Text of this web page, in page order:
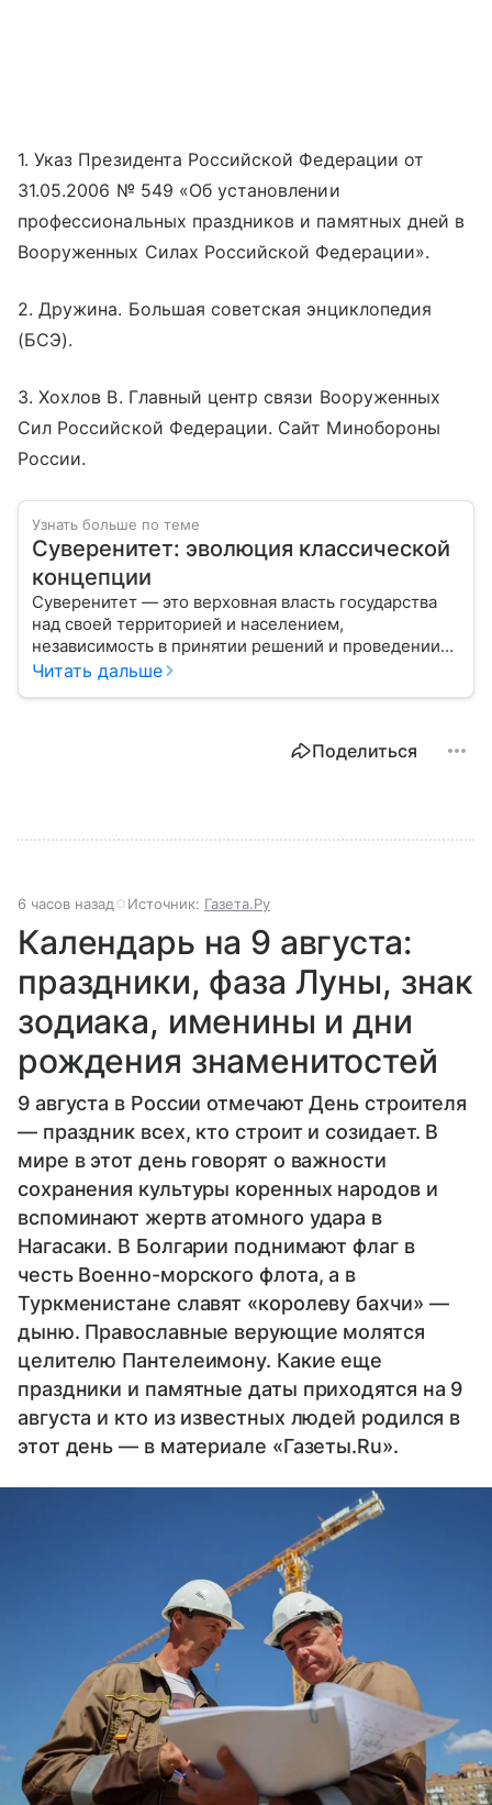
1. Указ Президента Российской Федерации от
31.05.2006 № 549 «Об установлении
профессиональных праздников и памятных дней в
Вооруженных Силах Российской Федерации».
2. Дружина. Большая советская энциклопедия
(БСЭ).
3. Хохлов В. Главный центр связи Вооруженных
Сил Российской Федерации. Сайт Минобороны
России.
Узнать больше по теме
Суверенитет: эволюция классической
концепции
Суверенитет — это верховная власть государства
над своей территорией и населением,
независимость в принятии решений и проведении
внешней политики.
Читать дальше
Поделиться
6 часов назад Источник: Газета.Ру
Календарь на 9 августа:
праздники, фаза Луны, знак
зодиака, именины и дни
рождения знаменитостей
9 августа в России отмечают День строителя
— праздник всех, кто строит и созидает. В
мире в этот день говорят о важности
сохранения культуры коренных народов и
вспоминают жертв атомного удара в
Нагасаки. В Болгарии поднимают флаг в
честь Военно-морского флота, а в
Туркменистане славят «королеву бахчи» —
дыню. Православные верующие молятся
целителю Пантелеимону. Какие еще
праздники и памятные даты приходятся на 9
августа и кто из известных людей родился в
этот день — в материале «Газеты.Ru».